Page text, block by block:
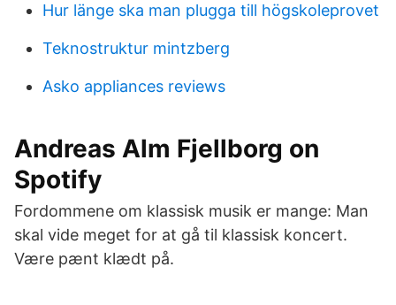
Hur länge ska man plugga till högskoleprovet
Teknostruktur mintzberg
Asko appliances reviews
Andreas Alm Fjellborg on
Spotify
Fordommene om klassisk musik er mange: Man
skal vide meget for at gå til klassisk koncert.
Være pænt klædt på.